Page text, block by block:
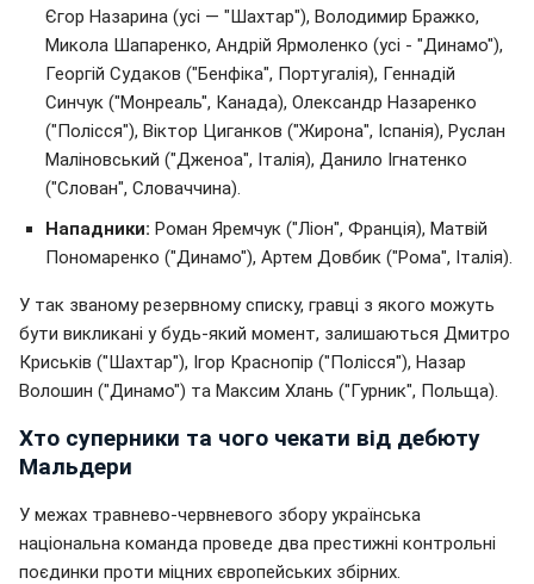
Єгор Назарина (усі — "Шахтар"), Володимир Бражко,
Микола Шапаренко, Андрій Ярмоленко (усі - "Динамо"),
Георгій Судаков ("Бенфіка", Португалія), Геннадій
Синчук ("Монреаль", Канада), Олександр Назаренко
("Полісся"), Віктор Циганков ("Жирона", Іспанія), Руслан
Маліновський ("Дженоа", Італія), Данило Ігнатенко
("Слован", Словаччина).
Нападники: Роман Яремчук ("Ліон", Франція), Матвій
Пономаренко ("Динамо"), Артем Довбик ("Рома", Італія).
У так званому резервному списку, гравці з якого можуть
бути викликані у будь-який момент, залишаються Дмитро
Криськів ("Шахтар"), Ігор Краснопір ("Полісся"), Назар
Волошин ("Динамо") та Максим Хлань ("Гурник", Польща).
Хто суперники та чого чекати від дебюту
Мальдери
У межах травнево-червневого збору українська
національна команда проведе два престижні контрольні
поєдинки проти міцних європейських збірних.